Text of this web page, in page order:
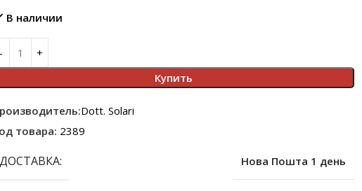
В наличии
Купить
Dott. Solari
товара: 2389
Нова Пошта 1 день